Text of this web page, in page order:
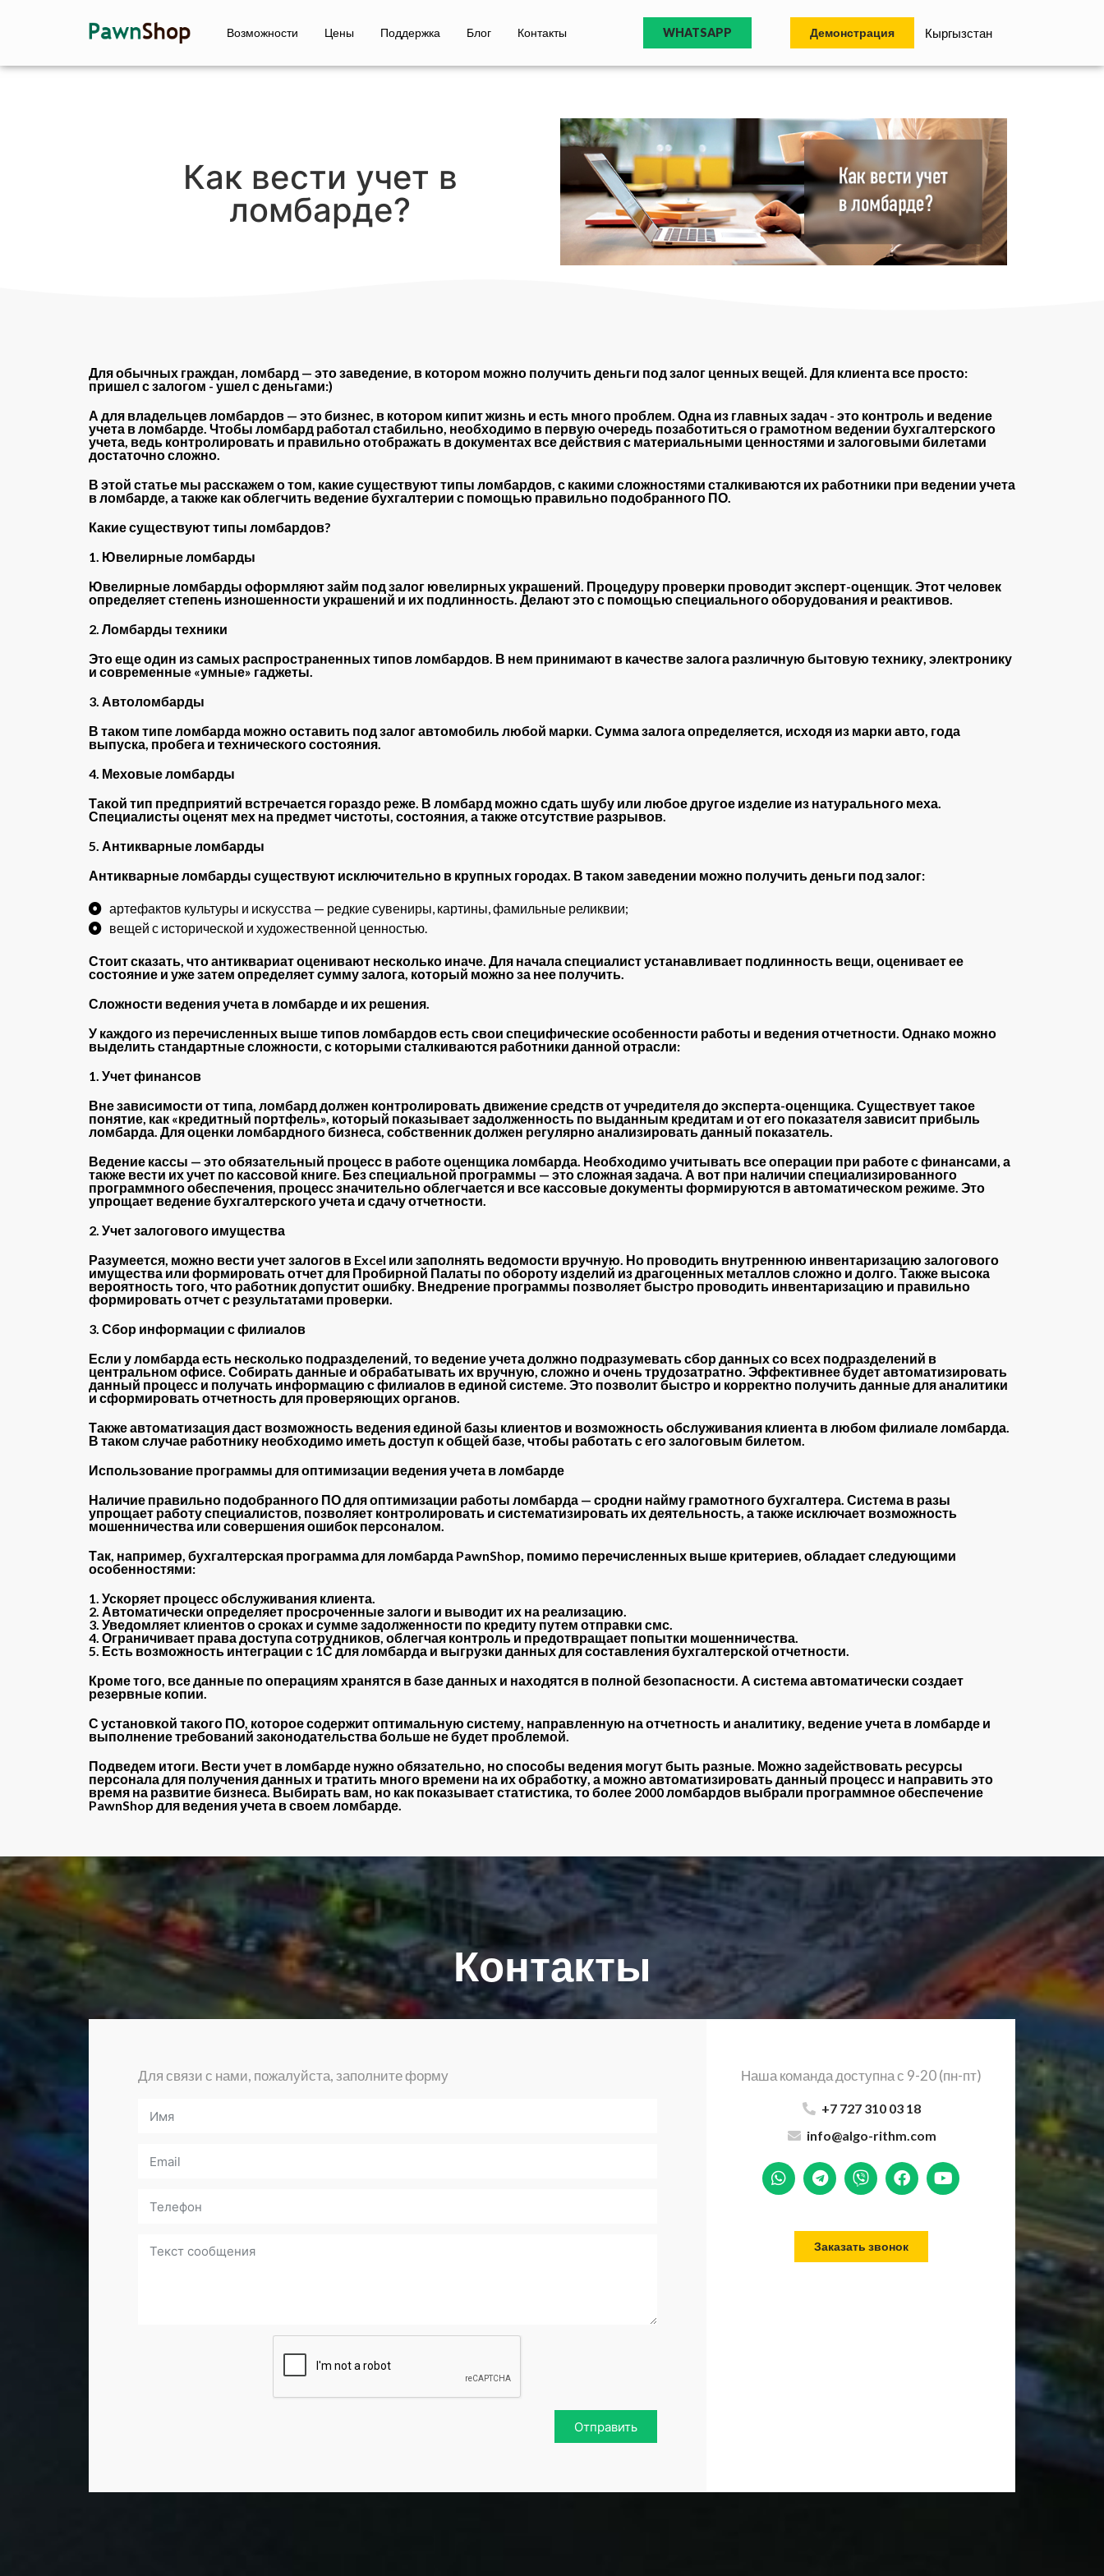
Возможности Цены Поддержка Блог Контакты WHATSAPP Демонстрация Кыргызстан
Как вести учет в
ломбарде?
Для обычных граждан, ломбард — это заведение, в котором можно получить деньги под залог ценных вещей. Для клиента все просто:
пришел с залогом - ушел с деньгами:)
А для владельцев ломбардов — это бизнес, в котором кипит жизнь и есть много проблем. Одна из главных задач - это контроль и ведение
учета в ломбарде. Чтобы ломбард работал стабильно, необходимо в первую очередь позаботиться о грамотном ведении бухгалтерского
учета, ведь контролировать и правильно отображать в документах все действия с материальными ценностями и залоговыми билетами
достаточно сложно.
В этой статье мы расскажем о том, какие существуют типы ломбардов, с какими сложностями сталкиваются их работники при ведении учета
в ломбарде, а также как облегчить ведение бухгалтерии с помощью правильно подобранного ПО.
Какие существуют типы ломбардов?
1. Ювелирные ломбарды
Ювелирные ломбарды оформляют займ под залог ювелирных украшений. Процедуру проверки проводит эксперт-оценщик. Этот человек
определяет степень изношенности украшений и их подлинность. Делают это с помощью специального оборудования и реактивов.
2. Ломбарды техники
Это еще один из самых распространенных типов ломбардов. В нем принимают в качестве залога различную бытовую технику, электронику
и современные «умные» гаджеты.
3. Автоломбарды
В таком типе ломбарда можно оставить под залог автомобиль любой марки. Сумма залога определяется, исходя из марки авто, года
выпуска, пробега и технического состояния.
4. Меховые ломбарды
Такой тип предприятий встречается гораздо реже. В ломбард можно сдать шубу или любое другое изделие из натурального меха.
Специалисты оценят мех на предмет чистоты, состояния, а также отсутствие разрывов.
5. Антикварные ломбарды
Антикварные ломбарды существуют исключительно в крупных городах. В таком заведении можно получить деньги под залог:
артефактов культуры и искусства — редкие сувениры, картины, фамильные реликвии;
вещей с исторической и художественной ценностью.
Стоит сказать, что антиквариат оценивают несколько иначе. Для начала специалист устанавливает подлинность вещи, оценивает ее
состояние и уже затем определяет сумму залога, который можно за нее получить.
Сложности ведения учета в ломбарде и их решения.
У каждого из перечисленных выше типов ломбардов есть свои специфические особенности работы и ведения отчетности. Однако можно
выделить стандартные сложности, с которыми сталкиваются работники данной отрасли:
1. Учет финансов
Вне зависимости от типа, ломбард должен контролировать движение средств от учредителя до эксперта-оценщика. Существует такое
понятие, как «кредитный портфель», который показывает задолженность по выданным кредитам и от его показателя зависит прибыль
ломбарда. Для оценки ломбардного бизнеса, собственник должен регулярно анализировать данный показатель.
Ведение кассы — это обязательный процесс в работе оценщика ломбарда. Необходимо учитывать все операции при работе с финансами, а
также вести их учет по кассовой книге. Без специальной программы — это сложная задача. А вот при наличии специализированного
программного обеспечения, процесс значительно облегчается и все кассовые документы формируются в автоматическом режиме. Это
упрощает ведение бухгалтерского учета и сдачу отчетности.
2. Учет залогового имущества
Разумеется, можно вести учет залогов в Excel или заполнять ведомости вручную. Но проводить внутреннюю инвентаризацию залогового
имущества или формировать отчет для Пробирной Палаты по обороту изделий из драгоценных металлов сложно и долго. Также высока
вероятность того, что работник допустит ошибку. Внедрение программы позволяет быстро проводить инвентаризацию и правильно
формировать отчет с результатами проверки.
3. Сбор информации с филиалов
Если у ломбарда есть несколько подразделений, то ведение учета должно подразумевать сбор данных со всех подразделений в
центральном офисе. Собирать данные и обрабатывать их вручную, сложно и очень трудозатратно. Эффективнее будет автоматизировать
данный процесс и получать информацию с филиалов в единой системе. Это позволит быстро и корректно получить данные для аналитики
и сформировать отчетность для проверяющих органов.
Также автоматизация даст возможность ведения единой базы клиентов и возможность обслуживания клиента в любом филиале ломбарда.
В таком случае работнику необходимо иметь доступ к общей базе, чтобы работать с его залоговым билетом.
Использование программы для оптимизации ведения учета в ломбарде
Наличие правильно подобранного ПО для оптимизации работы ломбарда — сродни найму грамотного бухгалтера. Система в разы
упрощает работу специалистов, позволяет контролировать и систематизировать их деятельность, а также исключает возможность
мошенничества или совершения ошибок персоналом.
Так, например, бухгалтерская программа для ломбарда PawnShop, помимо перечисленных выше критериев, обладает следующими
особенностями:
1. Ускоряет процесс обслуживания клиента.
2. Автоматически определяет просроченные залоги и выводит их на реализацию.
3. Уведомляет клиентов о сроках и сумме задолженности по кредиту путем отправки смс.
4. Ограничивает права доступа сотрудников, облегчая контроль и предотвращает попытки мошенничества.
5. Есть возможность интеграции с 1С для ломбарда и выгрузки данных для составления бухгалтерской отчетности.
Кроме того, все данные по операциям хранятся в базе данных и находятся в полной безопасности. А система автоматически создает
резервные копии.
С установкой такого ПО, которое содержит оптимальную систему, направленную на отчетность и аналитику, ведение учета в ломбарде и
выполнение требований законодательства больше не будет проблемой.
Подведем итоги. Вести учет в ломбарде нужно обязательно, но способы ведения могут быть разные. Можно задействовать ресурсы
персонала для получения данных и тратить много времени на их обработку, а можно автоматизировать данный процесс и направить это
время на развитие бизнеса. Выбирать вам, но как показывает статистика, то более 2000 ломбардов выбрали программное обеспечение
PawnShop для ведения учета в своем ломбарде.
Контакты
Для связи с нами, пожалуйста, заполните форму
Отправить
Наша команда доступна с 9-20 (пн-пт)
+7 727 310 03 18
info@algo-rithm.com
Заказать звонок